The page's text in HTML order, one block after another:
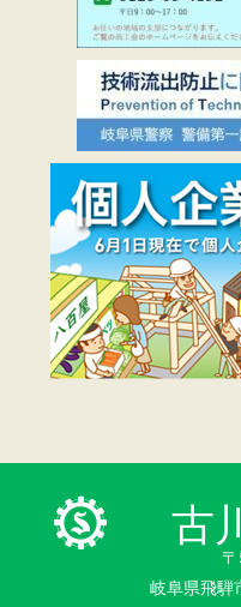
古
岐阜県飛騨